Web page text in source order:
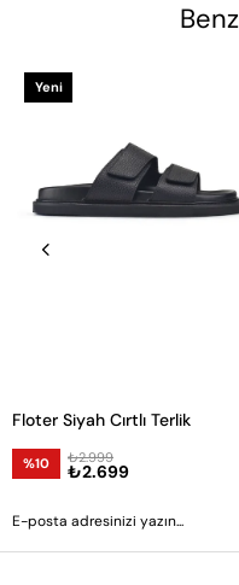
Floter Siyah Cırtlı Terlik
%10 ₺2.699
₺2.999
Yeni